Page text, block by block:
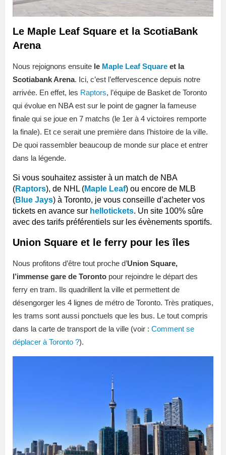
Le Maple Leaf Square et la ScotiaBank
Arena
Nous rejoignons ensuite le Maple Leaf Square et la
Scotiabank Arena. Ici, c’est l’effervescence depuis notre
arrivée. En effet, les Raptors, l’équipe de Basket de Toronto
qui évolue en NBA est sur le point de gagner la fameuse
finale qui se joue en 7 matchs (le 1er à 4 victoires remporte
la finale). Et ce serait une première dans l’histoire de la ville.
De quoi rassembler beaucoup de monde sur place et entrer
dans la légende.
Si vous souhaitez assister à un match de NBA
(Raptors), de NHL (Maple Leaf) ou encore de MLB
(Blue Jays) à Toronto, je vous conseille d’acheter vos
tickets en avance sur hellotickets. Un site 100% sûre
avec des tarifs préférentiels sur les évènements sportifs.
Union Square et le ferry pour les îles
Nous profitons d’être tout proche d’Union Square,
l’immense gare de Toronto pour rejoindre le départ des
ferry en tram. Ils quadrillent la ville et permettent de
désengorger les 4 lignes de métro de Toronto. Très pratiques,
les trams sont aussi ponctuels que les bus. Le tout compris
dans la carte de transport de la ville (voir : Comment se
déplacer à Toronto ?).